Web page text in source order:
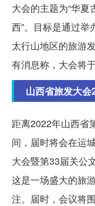
大会的主题为“华
西”。目标是通过
太行山地区的旅游
有消息称，大会将
山西省旅发大
距离2022年山西省
间，届时将会在运
大会暨第33届关公
这是一场盛大的旅
注。届时，会议将